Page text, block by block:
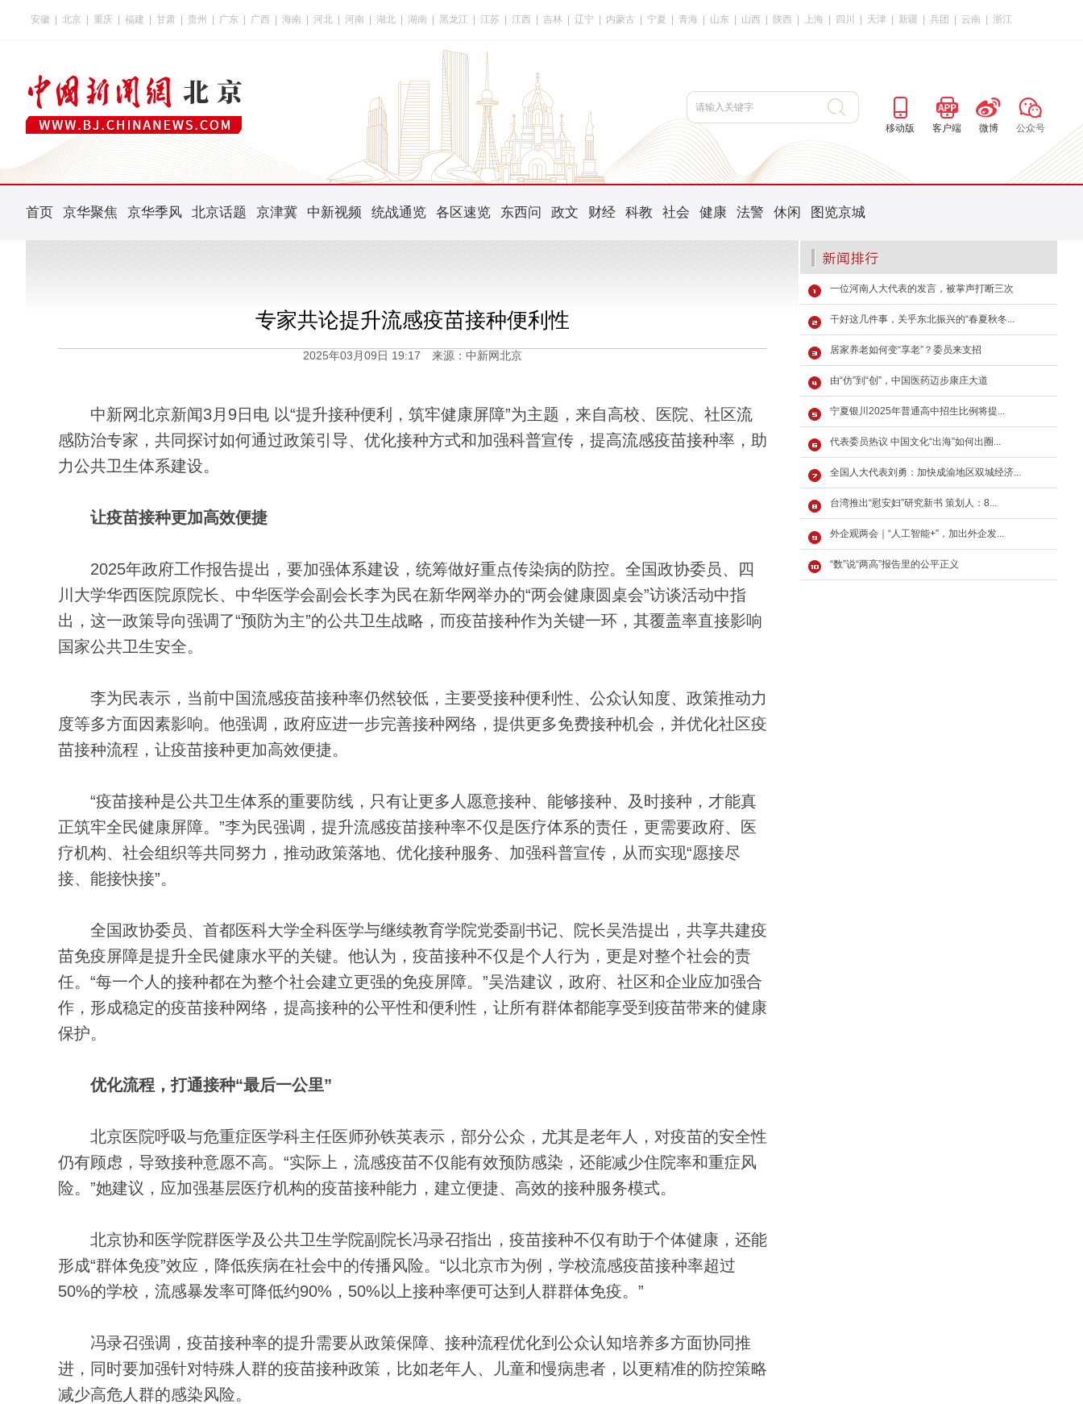
安徽 北京 重庆 福建 甘肃 贵州 广东 广西 海南 河北 河南 湖北 湖南 黑龙江 江苏 江西 吉林 辽宁 内蒙古 宁夏 青海 山东 山西 陕西 上海 四川 天津 新疆 兵团 云南 浙江
移动版 客户端 微博 公众号
首页 京华聚焦 京华季风 北京话题 京津冀 中新视频 统战通览 各区速览 东西问 政文 财经 科教 社会 健康 法警 休闲 图览京城
专家共论提升流感疫苗接种便利性
2025年03月09日 19:17 来源：中新网北京
中新网北京新闻3月9日电 以“提升接种便利，筑牢健康屏障”为主题，来自高校、医院、社区流
感防治专家，共同探讨如何通过政策引导、优化接种方式和加强科普宣传，提高流感疫苗接种率，助
力公共卫生体系建设。
让疫苗接种更加高效便捷
2025年政府工作报告提出，要加强体系建设，统筹做好重点传染病的防控。全国政协委员、四
川大学华西医院原院长、中华医学会副会长李为民在新华网举办的“两会健康圆桌会”访谈活动中指
出，这一政策导向强调了“预防为主”的公共卫生战略，而疫苗接种作为关键一环，其覆盖率直接影响
国家公共卫生安全。
李为民表示，当前中国流感疫苗接种率仍然较低，主要受接种便利性、公众认知度、政策推动力
度等多方面因素影响。他强调，政府应进一步完善接种网络，提供更多免费接种机会，并优化社区疫
苗接种流程，让疫苗接种更加高效便捷。
“疫苗接种是公共卫生体系的重要防线，只有让更多人愿意接种、能够接种、及时接种，才能真
正筑牢全民健康屏障。”李为民强调，提升流感疫苗接种率不仅是医疗体系的责任，更需要政府、医
疗机构、社会组织等共同努力，推动政策落地、优化接种服务、加强科普宣传，从而实现“愿接尽
接、能接快接”。
全国政协委员、首都医科大学全科医学与继续教育学院党委副书记、院长吴浩提出，共享共建疫
苗免疫屏障是提升全民健康水平的关键。他认为，疫苗接种不仅是个人行为，更是对整个社会的责
任。“每一个人的接种都在为整个社会建立更强的免疫屏障。”吴浩建议，政府、社区和企业应加强合
作，形成稳定的疫苗接种网络，提高接种的公平性和便利性，让所有群体都能享受到疫苗带来的健康
保护。
优化流程，打通接种“最后一公里”
北京医院呼吸与危重症医学科主任医师孙铁英表示，部分公众，尤其是老年人，对疫苗的安全性
仍有顾虑，导致接种意愿不高。“实际上，流感疫苗不仅能有效预防感染，还能减少住院率和重症风
险。”她建议，应加强基层医疗机构的疫苗接种能力，建立便捷、高效的接种服务模式。
北京协和医学院群医学及公共卫生学院副院长冯录召指出，疫苗接种不仅有助于个体健康，还能
形成“群体免疫”效应，降低疾病在社会中的传播风险。“以北京市为例，学校流感疫苗接种率超过
50%的学校，流感暴发率可降低约90%，50%以上接种率便可达到人群群体免疫。”
冯录召强调，疫苗接种率的提升需要从政策保障、接种流程优化到公众认知培养多方面协同推
进，同时要加强针对特殊人群的疫苗接种政策，比如老年人、儿童和慢病患者，以更精准的防控策略
减少高危人群的感染风险。
一位河南人大代表的发言，被掌声打断三次
干好这几件事，关乎东北振兴的“春夏秋冬...
居家养老如何变“享老”？委员来支招
由“仿”到“创”，中国医药迈步康庄大道
宁夏银川2025年普通高中招生比例将提...
代表委员热议 中国文化“出海”如何出圈...
全国人大代表刘勇：加快成渝地区双城经济...
台湾推出“慰安妇”研究新书 策划人：8...
外企观两会｜“人工智能+”，加出外企发...
“数”说“两高”报告里的公平正义